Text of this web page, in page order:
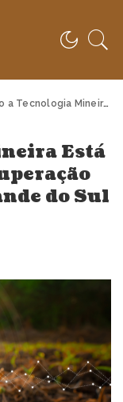
Está Impulsionando a Recuperação Ambiental no Rio Grande do Sul Após as Enchentes
Está
do Sul